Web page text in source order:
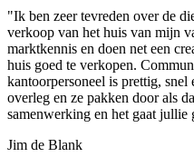
"Ik ben zeer tevreden over de
verkoop van het huis van mijn
marktkennis en doen net een
huis goed te verkopen.
kantoorpersoneel is prettig,
overleg en ze pakken door als
samenwerking en het gaat jullie
Jim de Blank